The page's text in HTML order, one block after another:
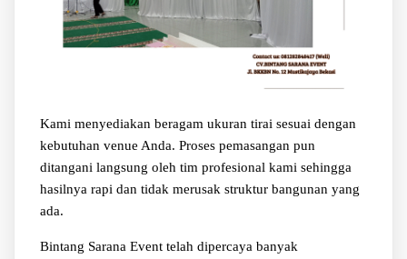
Kami menyediakan beragam ukuran tirai sesuai dengan
kebutuhan venue Anda. Proses pemasangan pun
ditangani langsung oleh tim profesional kami sehingga
hasilnya rapi dan tidak merusak struktur bangunan yang
ada.
Bintang Sarana Event telah dipercaya banyak